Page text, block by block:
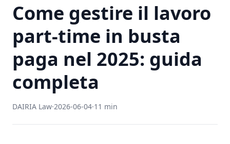
Come gestire il lavoro
part-time in busta
paga nel 2025: guida
completa
DAIRIA Law·2026-06-04·11 min